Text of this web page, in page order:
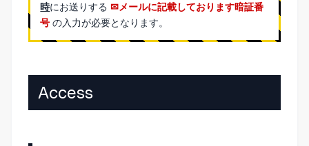
時にお送りする
メールに記載しております暗証番
号 の入力が必要となります。
Access